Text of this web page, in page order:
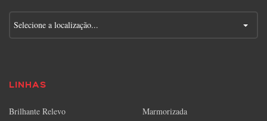
Selecione a localização...
LINHAS
Brilhante Relevo Marmorizada